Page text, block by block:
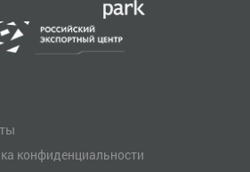
конфиденциальности